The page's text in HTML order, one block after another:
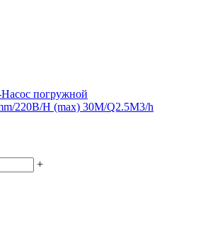
погружной
220В/H (max) 30M/Q2.5M3/h
+